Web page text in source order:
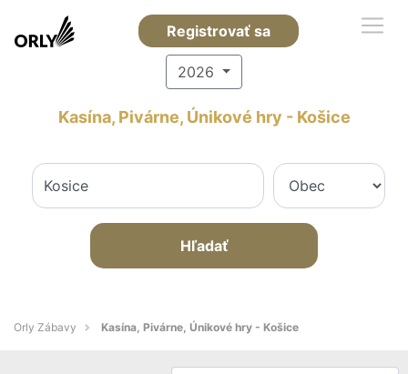
Registrovať sa
2026
Kasína, Pivárne, Únikové hry - Košice
Hľadať
Orly Zábavy Kasína, Pivárne, Únikové hry - Košice